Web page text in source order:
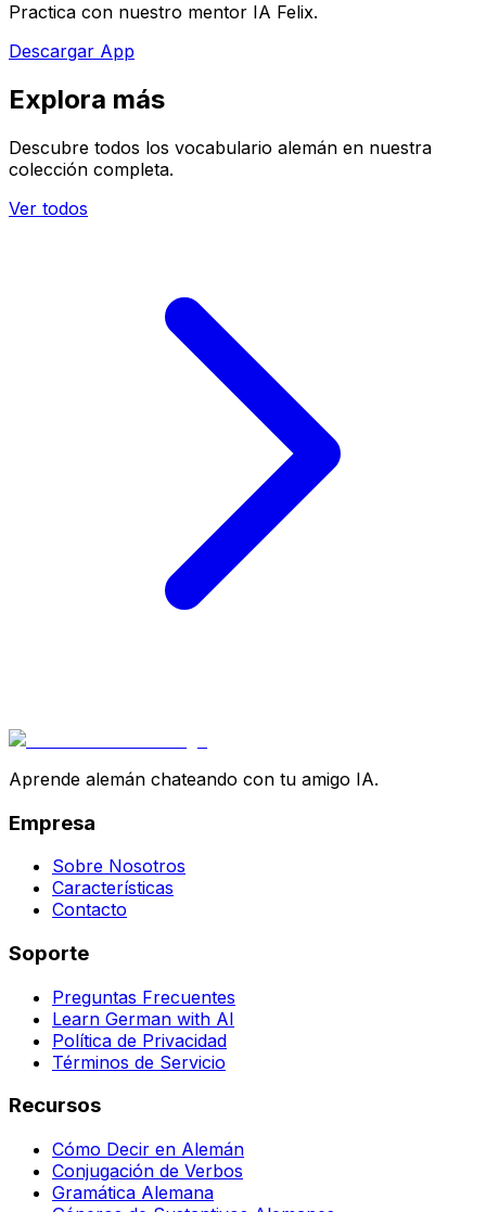
Practica con nuestro mentor IA Felix.
Descargar App
Explora más
Descubre todos los vocabulario alemán en nuestra
colección completa.
Ver todos
Aprende alemán chateando con tu amigo IA.
Empresa
Sobre Nosotros
Características
Contacto
Soporte
Preguntas Frecuentes
Learn German with AI
Política de Privacidad
Términos de Servicio
Recursos
Cómo Decir en Alemán
Conjugación de Verbos
Gramática Alemana